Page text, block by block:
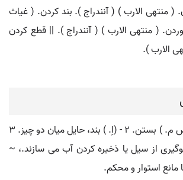
( منتهی الارب ) ( آنندراج ). بند کردن. ( غیاث
( منتهی الارب ) ( آنندراج ). || قطع کردن
الارب ).
(سَ دّ ) [ ع. ] ۱ - (مص م. ) بستن. ۲ - (اِ. ) بند، حایل میان دو چیز. ۳
از سیل یا ذخیره کردن آب می سازند.، ~
مانع استوار و محکم.